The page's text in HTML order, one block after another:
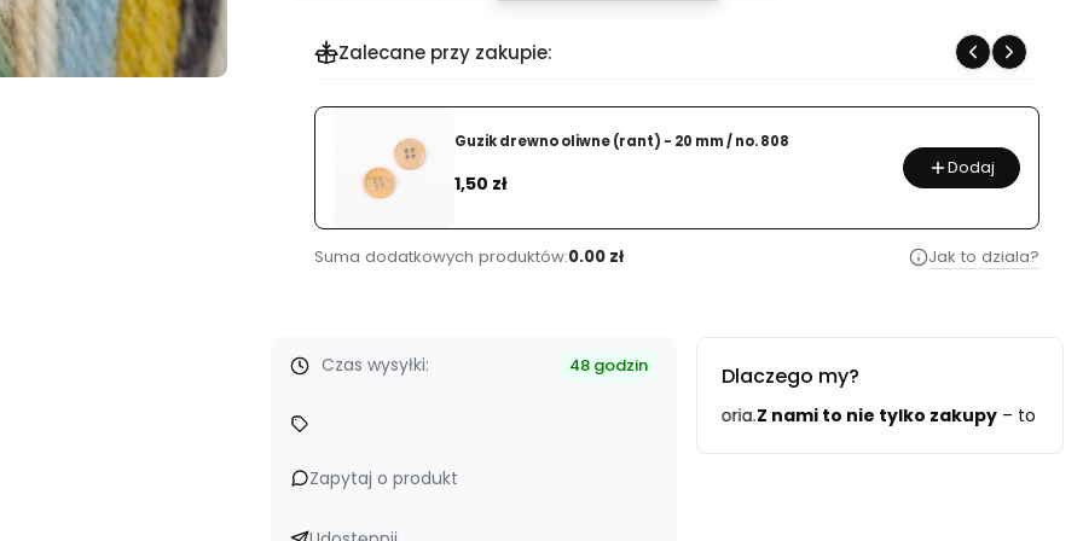
Zalecane przy zakupie:
Guzik drewno oliwne (rant) - 20 mm / no. 808
Cena
1,50 zł
Dodaj
Suma dodatkowych produktów:0.00 zł Jak to dziala?
Czas wysyłki: 48 godzin
Zapytaj o produkt
Dlaczego my?
- wybieramy tylko starannie wyselekcjonowane włóczki i akcesoria. Z nami to nie tylko zakupy– to